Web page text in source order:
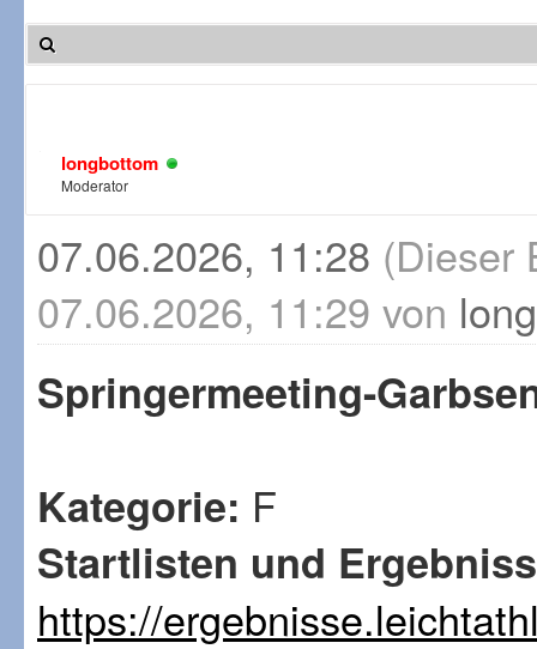
longbottom
Moderator
07.06.2026, 11:28 (Dieser
07.06.2026, 11:29 von
Springermeeting-
Kategorie: F
Startlisten und
https://